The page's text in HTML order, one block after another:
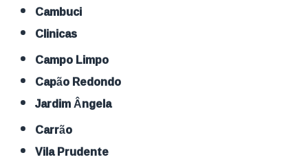
Cambuci
Clinicas
Campo Limpo
Capão Redondo
Jardim Ângela
Carrão
Vila Prudente